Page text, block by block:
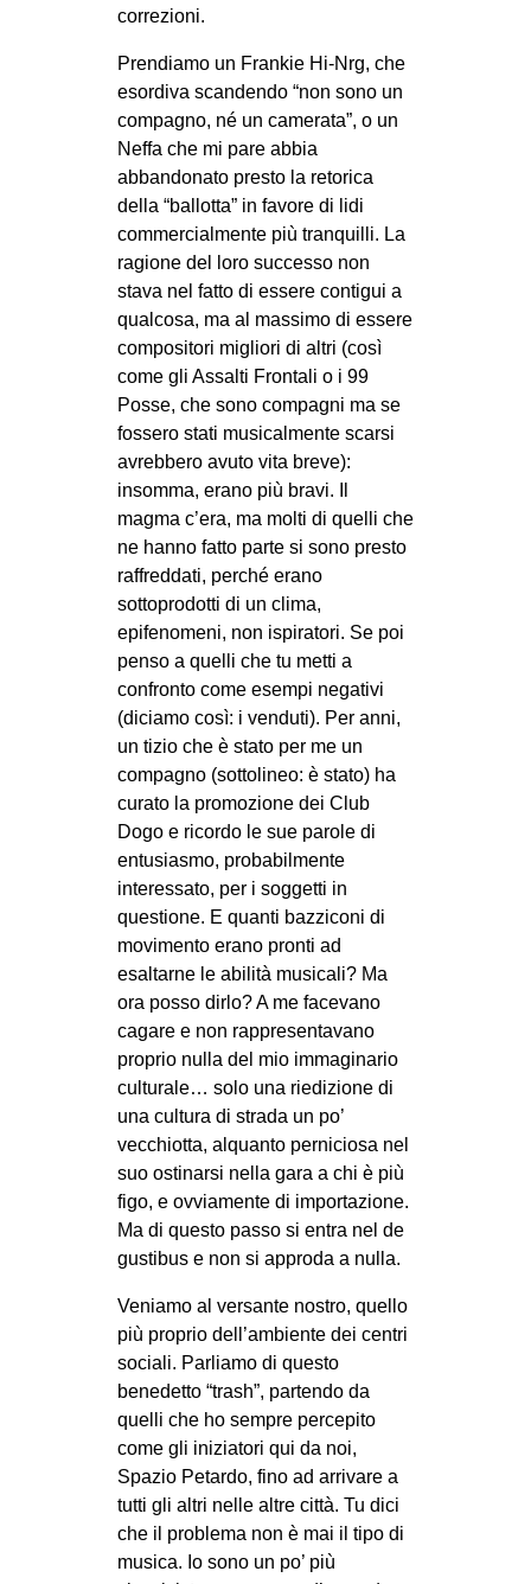
correzioni.
Prendiamo un Frankie Hi-Nrg, che
esordiva scandendo “non sono un
compagno, né un camerata”, o un
Neffa che mi pare abbia
abbandonato presto la retorica
della “ballotta” in favore di lidi
commercialmente più tranquilli. La
ragione del loro successo non
stava nel fatto di essere contigui a
qualcosa, ma al massimo di essere
compositori migliori di altri (così
come gli Assalti Frontali o i 99
Posse, che sono compagni ma se
fossero stati musicalmente scarsi
avrebbero avuto vita breve):
insomma, erano più bravi. Il
magma c’era, ma molti di quelli che
ne hanno fatto parte si sono presto
raffreddati, perché erano
sottoprodotti di un clima,
epifenomeni, non ispiratori. Se poi
penso a quelli che tu metti a
confronto come esempi negativi
(diciamo così: i venduti). Per anni,
un tizio che è stato per me un
compagno (sottolineo: è stato) ha
curato la promozione dei Club
Dogo e ricordo le sue parole di
entusiasmo, probabilmente
interessato, per i soggetti in
questione. E quanti bazziconi di
movimento erano pronti ad
esaltarne le abilità musicali? Ma
ora posso dirlo? A me facevano
cagare e non rappresentavano
proprio nulla del mio immaginario
culturale… solo una riedizione di
una cultura di strada un po’
vecchiotta, alquanto perniciosa nel
suo ostinarsi nella gara a chi è più
figo, e ovviamente di importazione.
Ma di questo passo si entra nel de
gustibus e non si approda a nulla.
Veniamo al versante nostro, quello
più proprio dell’ambiente dei centri
sociali. Parliamo di questo
benedetto “trash”, partendo da
quelli che ho sempre percepito
come gli iniziatori qui da noi,
Spazio Petardo, fino ad arrivare a
tutti gli altri nelle altre città. Tu dici
che il problema non è mai il tipo di
musica. Io sono un po’ più